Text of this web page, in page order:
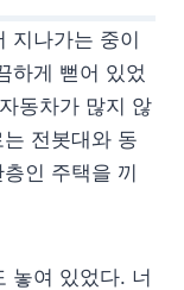
지나가는 중이
하게 뻗어 있었
동차가 많지 않
전봇대와 동
인 주택을 끼
놓여 있었다. 너